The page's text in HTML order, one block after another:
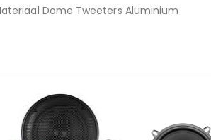
Dome Tweeters Aluminium